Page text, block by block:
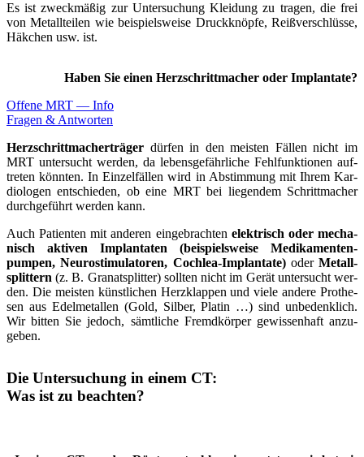
Es ist zweck­­mäßig zur Unter­­suchung Klei­dung zu tra­gen, die frei
von Metall­­teilen wie bei­­spiels­­weise Druck­­knöpfe, Reiß­­ver­­schlüsse,
Häk­chen usw. ist.
Haben Sie einen Herz­­schrittmacher oder Implan­ta­te?
Offe­ne MRT — Info
Fra­gen & Ant­wor­ten
Herzschritt­­macher­­träger dür­fen in den meis­ten Fäl­len nicht im
MRT unter­­sucht wer­den, da lebens­­ge­­fährliche Fehl­­funktionen auf­­
treten könn­ten. In Einzel­­fällen wird in Ab­­stimmung mit Ihrem Kar­
dio­lo­gen ent­­schieden, ob eine MRT bei lie­gen­dem Schritt­­macher
durch­­ge­­führt wer­den kann.
Auch Pati­en­ten mit ande­ren ein­­ge­­brachten elek­trisch oder mecha­
nisch akti­ven Implan­ta­ten (bei­spiels­wei­se Medikamenten­­
pumpen, Neuro­­stimulatoren, Coch­­lea-Implan­­ta­­te)oder Metall­­
splittern (z. B. Granat­­splitter) soll­ten nicht im Gerät unter­­sucht wer­
den. Die meis­ten künst­li­chen Herz­­klappen und vie­le ande­re Pro­the­
sen aus Edel­­metallen (Gold, Sil­ber, Pla­tin …) sind un­­be­­denklich.
Wir bit­ten Sie jedoch, sämt­li­che Fremd­­körper gewissen­­haft an­­zu­­
geben.
Die Unter­su­chung in einem CT:
Was ist zu beachten?